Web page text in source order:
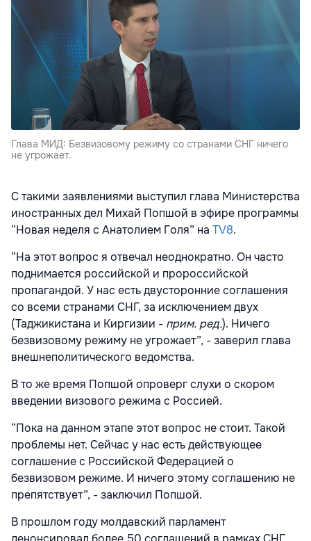
Глава МИД: Безвизовому режиму со странами СНГ ничего
не угрожает.
С такими заявлениями выступил глава Министерства
иностранных дел Михай Попшой в эфире программы
“Новая неделя с Анатолием Голя” на TV8.
“На этот вопрос я отвечал неоднократно. Он часто
поднимается российской и пророссийской
пропагандой. У нас есть двусторонние соглашения
со всеми странами СНГ, за исключением двух
(Таджикистана и Киргизии - прим. ред.). Ничего
безвизовому режиму не угрожает”, - заверил глава
внешнеполитического ведомства.
В то же время Попшой опроверг слухи о скором
введении визового режима с Россией.
“Пока на данном этапе этот вопрос не стоит. Такой
проблемы нет. Сейчас у нас есть действующее
соглашение с Российской Федерацией о
безвизовом режиме. И ничего этому соглашению не
препятствует”, - заключил Попшой.
В прошлом году молдавский парламент